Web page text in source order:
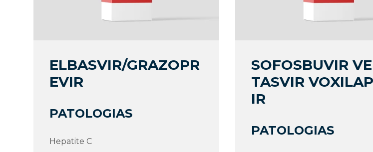
ELBASVIR/GRAZOPR
EVIR
PATOLOGIAS
Hepatite C
SOFOSBUVIR
TASVIR
IR
PATOLOGIAS